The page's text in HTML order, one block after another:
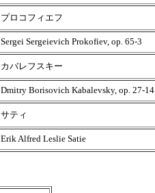
プロコフィエフ
Sergei Sergeievich Prokofiev, op. 65-3
カバレフスキー
Dmitry Borisovich Kabalevsky, op. 27-14
サティ
Erik Alfred Leslie Satie